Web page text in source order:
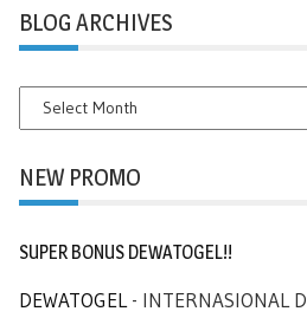
BLOG ARCHIVES
BLOG
ARCHIVES
NEW PROMO
SUPER BONUS DEWATOGEL!!
DEWATOGEL - INTERNASIONAL